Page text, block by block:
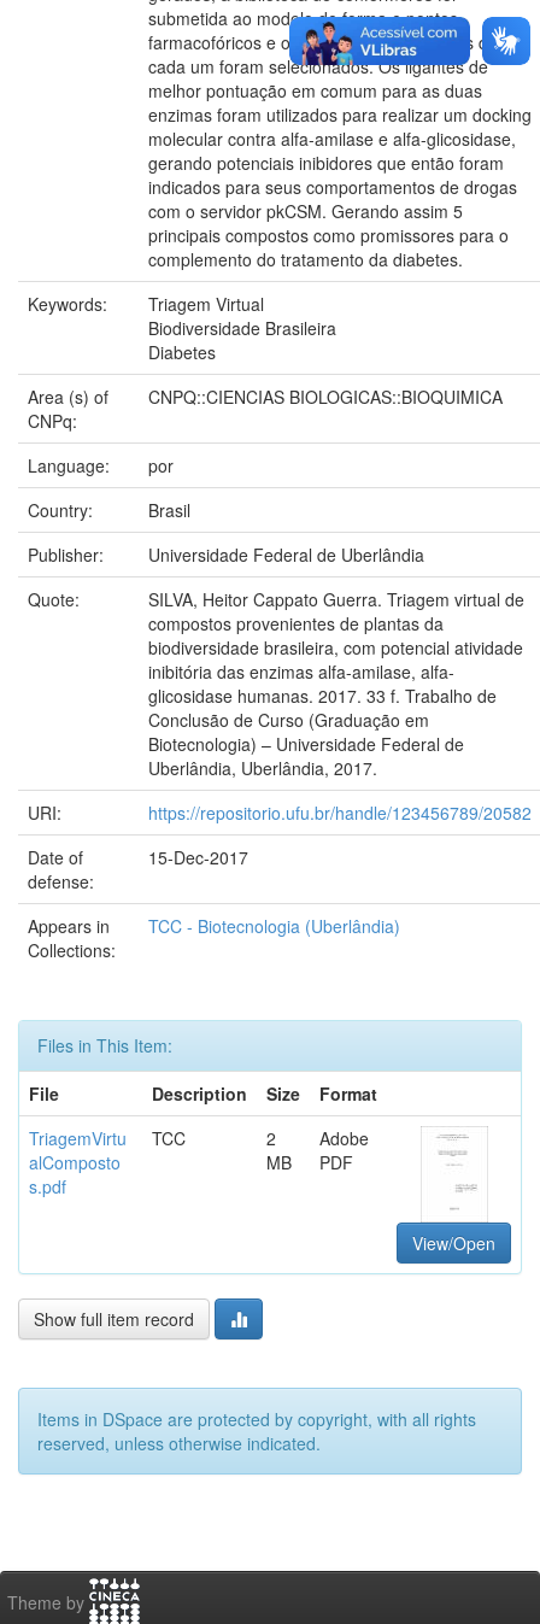
submetida ao modelo de forma e pontos
farmacofóricos e os 200 principais ligantes de
cada um foram selecionados. Os ligantes de
melhor pontuação em comum para as duas
enzimas foram utilizados para realizar um docking
molecular contra alfa-amilase e alfa-glicosidase,
gerando potenciais inibidores que então foram
indicados para seus comportamentos de drogas
com o servidor pkCSM. Gerando assim 5
principais compostos como promissores para o
complemento do tratamento da diabetes.
Keywords:
Triagem Virtual
Biodiversidade Brasileira
Diabetes
Area (s) of
CNPq:
CNPQ::CIENCIAS BIOLOGICAS::BIOQUIMICA
Language:
por
Country:
Brasil
Publisher:
Universidade Federal de Uberlândia
Quote:
SILVA, Heitor Cappato Guerra. Triagem virtual de
compostos provenientes de plantas da
biodiversidade brasileira, com potencial atividade
inibitória das enzimas alfa-amilase, alfa-
glicosidase humanas. 2017. 33 f. Trabalho de
Conclusão de Curso (Graduação em
Biotecnologia) – Universidade Federal de
Uberlândia, Uberlândia, 2017.
URI:
https://repositorio.ufu.br/handle/123456789/20582
Date of
defense:
15-Dec-2017
Appears in
Collections:
TCC - Biotecnologia (Uberlândia)
Files in This Item:
File
Description Size
Format
TriagemVirtu
alComposto
s.pdf
TCC
2
MB
Adobe
PDF
View/Open
Show full item record
Items in DSpace are protected by copyright, with all rights
reserved, unless otherwise indicated.
Theme by